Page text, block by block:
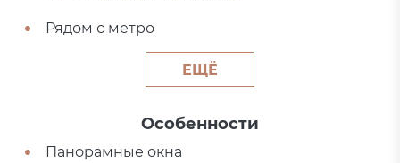
Рядом с метро
ЕЩЁ
Особенности
Панорамные окна